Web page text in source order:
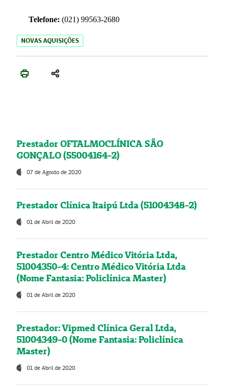
Telefone: (021) 99563-2680
NOVAS AQUISIÇÕES
Prestador OFTALMOCLÍNICA SÃO
GONÇALO (55004164-2)
07 de Agosto de 2020
Prestador Clínica Itaipú Ltda (51004348-2)
01 de Abril de 2020
Prestador Centro Médico Vitória Ltda,
51004350-4: Centro Médico Vitória Ltda
(Nome Fantasia: Policlínica Master)
01 de Abril de 2020
Prestador: Vipmed Clínica Geral Ltda,
51004349-0 (Nome Fantasia: Policlínica
Master)
01 de Abril de 2020